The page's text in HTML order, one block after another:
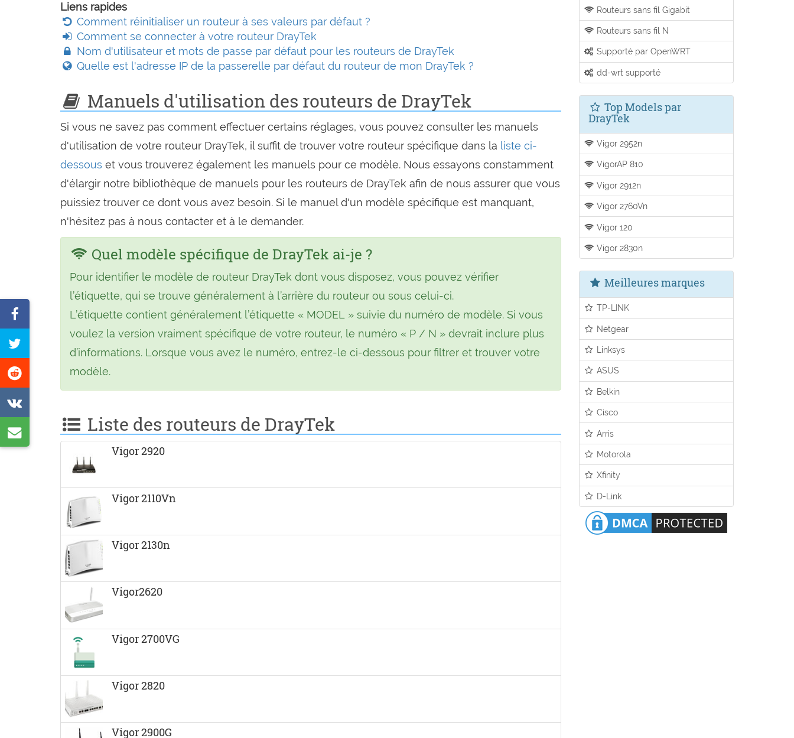
Liens rapides
Comment réinitialiser un routeur à ses valeurs par défaut ?
Comment se connecter à votre routeur DrayTek
Nom d'utilisateur et mots de passe par défaut pour les routeurs de DrayTek
Quelle est l'adresse IP de la passerelle par défaut du routeur de mon DrayTek ?
Manuels d'utilisation des routeurs de DrayTek
Si vous ne savez pas comment effectuer certains réglages, vous pouvez consulter les manuels
d'utilisation de votre routeur DrayTek, il suffit de trouver votre routeur spécifique dans la liste ci-
dessous et vous trouverez également les manuels pour ce modèle. Nous essayons constamment
d'élargir notre bibliothèque de manuels pour les routeurs de DrayTek afin de nous assurer que vous
puissiez trouver ce dont vous avez besoin. Si le manuel d'un modèle spécifique est manquant,
n'hésitez pas à nous contacter et à le demander.
Quel modèle spécifique de DrayTek ai-je ?
Pour identifier le modèle de routeur DrayTek dont vous disposez, vous pouvez vérifier
l’étiquette, qui se trouve généralement à l’arrière du routeur ou sous celui-ci.
L’étiquette contient généralement l’étiquette « MODEL » suivie du numéro de modèle. Si vous
voulez la version vraiment spécifique de votre routeur, le numéro « P / N » devrait inclure plus
d’informations. Lorsque vous avez le numéro, entrez-le ci-dessous pour filtrer et trouver votre
modèle.
Liste des routeurs de DrayTek
Vigor 2920
Vigor 2110Vn
Vigor 2130n
Vigor2620
Vigor 2700VG
Vigor 2820
Vigor 2900G
Partager
sur
Facebook
cette
Partager
sur
sur
VK
Partager
par
Routeurs sans fil Gigabit
Routeurs sans fil N
Supporté par OpenWRT
dd-wrt supporté
Top Models par
DrayTek
Vigor 2952n
VigorAP 810
Vigor 2912n
Vigor 2760Vn
Vigor 120
Vigor 2830n
Meilleures marques
TP-LINK
Netgear
Linksys
ASUS
Belkin
Cisco
Arris
Motorola
Xfinity
D-Link